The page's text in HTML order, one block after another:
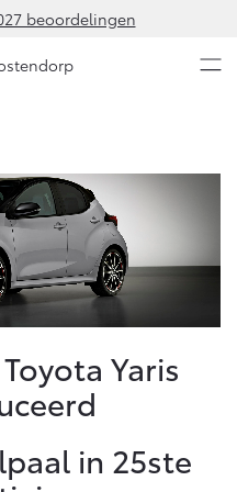
beoordelingen
Yaris
HYBRIDE
Vanaf € 27.195,-
Yaris
in 25ste